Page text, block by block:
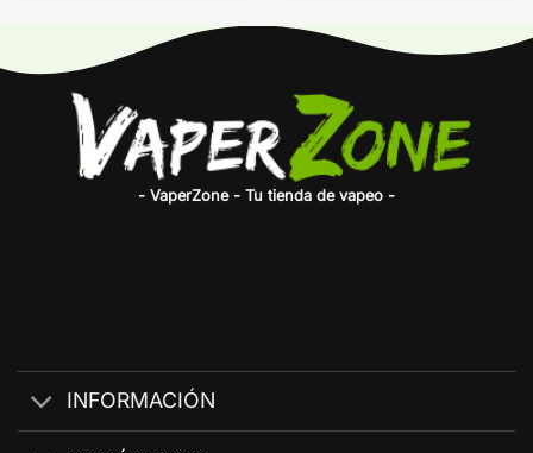
- VaperZone - Tu tienda de vapeo -
INFORMACIÓN